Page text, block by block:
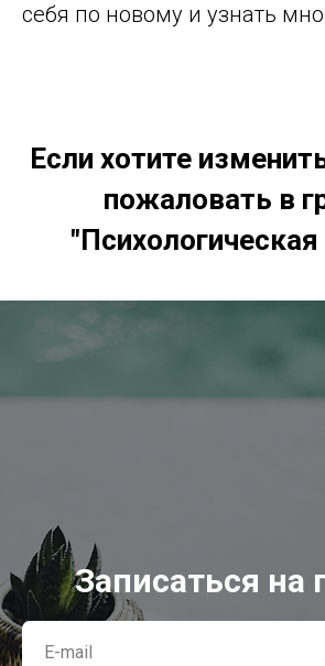
себя по новому и узнать
Если хотите
пожаловать в
Записаться на